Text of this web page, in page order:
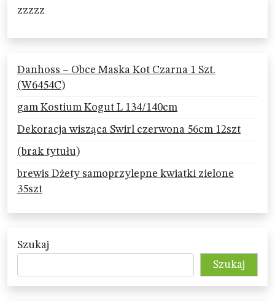
zzzzz
Danhoss – Obce Maska Kot Czarna 1 Szt.
(W6454C)
gam Kostium Kogut L 134/140cm
Dekoracja wisząca Swirl czerwona 56cm 12szt
(brak tytułu)
brewis Dżety samoprzylepne kwiatki zielone
35szt
Szukaj
Szukaj